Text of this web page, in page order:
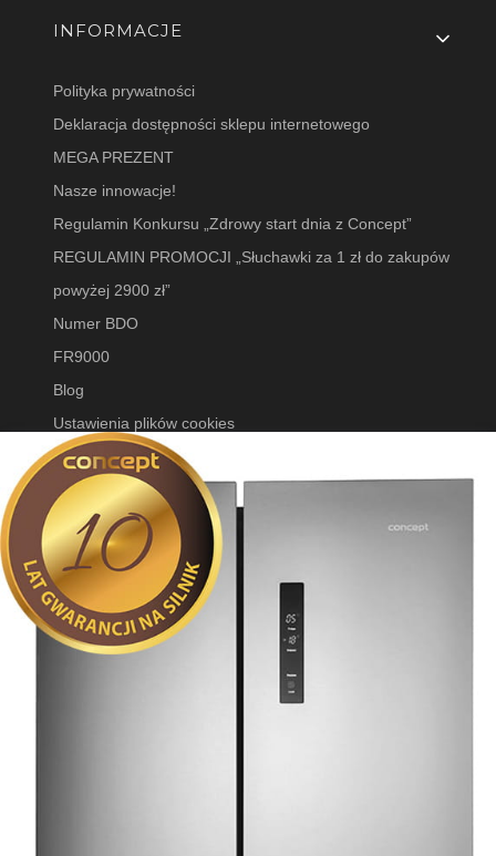
INFORMACJE
Polityka prywatności
Deklaracja dostępności sklepu internetowego
MEGA PREZENT
Nasze innowacje!
Regulamin Konkursu „Zdrowy start dnia z Concept”
REGULAMIN PROMOCJI „Słuchawki za 1 zł do zakupów
powyżej 2900 zł”
Numer BDO
FR9000
Blog
Ustawienia plików cookies
SOCIAL MEDIA
Facebook
Instagram
TikTok
YouTube